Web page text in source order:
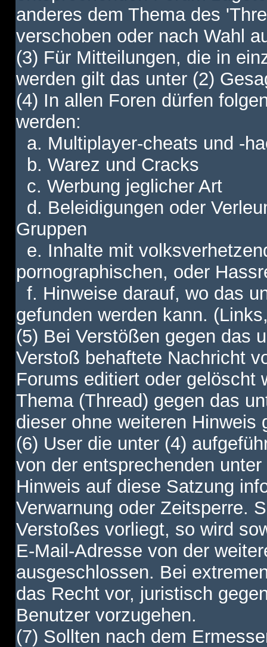
anderes dem Thema des
verschoben oder nach Wahl
(3) Für Mitteilungen, die in
werden gilt das unter (2)
(4) In allen Foren dürfen
werden:
a. Multiplayer-cheats und -
b. Warez und Cracks
c. Werbung jeglicher Art
d. Beleidigungen oder
Gruppen
e. Inhalte mit
pornographischen, oder
f. Hinweise darauf, wo das
gefunden werden kann.
(5) Bei Verstößen gegen das
Verstoß behaftete Nachricht
Forums editiert oder gelöscht
Thema (Thread) gegen das
dieser ohne weiteren Hinweis
(6) User die unter (4)
von der entsprechenden
Hinweis auf diese Satzung
Verwarnung oder Zeitsperre.
Verstoßes vorliegt, so wird
E-Mail-Adresse von der
ausgeschlossen. Bei
das Recht vor, juristisch
Benutzer vorzugehen.
(7) Sollten nach dem